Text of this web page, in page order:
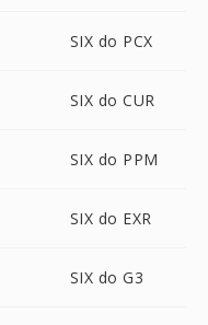
SIX do PCX
SIX do CUR
SIX do PPM
SIX do EXR
SIX do G3